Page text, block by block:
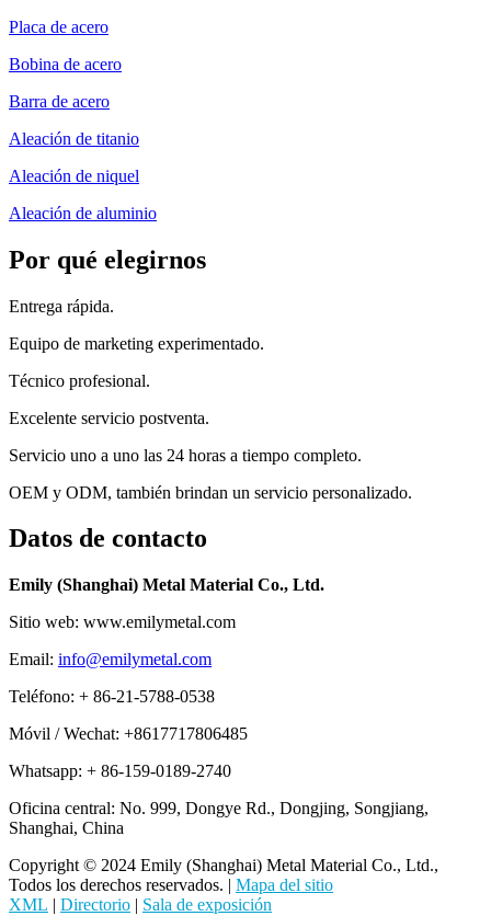
Placa de acero
Bobina de acero
Barra de acero
Aleación de titanio
Aleación de niquel
Aleación de aluminio
Por qué elegirnos
Entrega rápida.
Equipo de marketing experimentado.
Técnico profesional.
Excelente servicio postventa.
Servicio uno a uno las 24 horas a tiempo completo.
OEM y ODM, también brindan un servicio personalizado.
Datos de contacto
Emily (Shanghai) Metal Material Co., Ltd.
Sitio web: www.emilymetal.com
Email: info@emilymetal.com
Teléfono: + 86-21-5788-0538
Móvil / Wechat: +8617717806485
Whatsapp: + 86-159-0189-2740
Oficina central: No. 999, Dongye Rd., Dongjing, Songjiang,
Shanghai, China
Copyright © 2024 Emily (Shanghai) Metal Material Co., Ltd.,
Todos los derechos reservados. | Mapa del sitio
XML | Directorio | Sala de exposición